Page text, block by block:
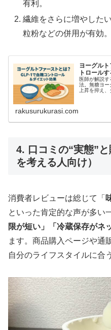
有利。
繊維をさらに増やした
粒粉などの併用が有効。
ヨーグル
トロール
医師が解説
法。無糖ヨー
上昇を抑え
rakusurukurasi.com
4. 口コミの“実態”
を考える人向け）
消費者レビューは総じて「
といった肯定的な声が多い
限が短い」「冷蔵保存がネ
ます。商品購入ページや通
自分のライフスタイルに合